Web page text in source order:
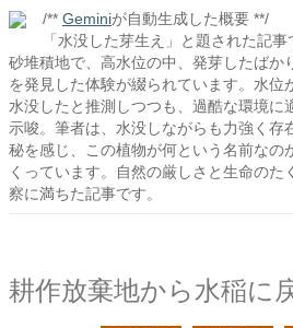
/** Geminiが自動生成した概要 **/
「水没した芽生え」と題された記
砂堆積地で、高水位の中、発芽したばか
を発見した体験が綴られています。水位
水没したと推測しつつも、過酷な環境に
示唆。筆者は、水没しながらも力強く存
秘を感じ、この植物が何という名前なの
くっています。自然の厳しさと生命のた
察に満ちた記事です。